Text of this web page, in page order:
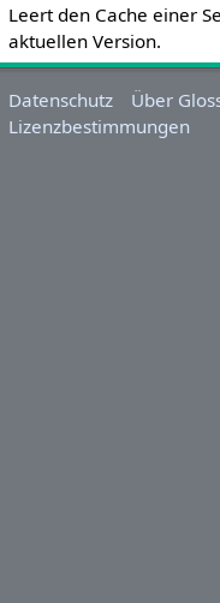
Leert den Cache einer
aktuellen Version.
Datenschutz
Über
Lizenzbestimmungen